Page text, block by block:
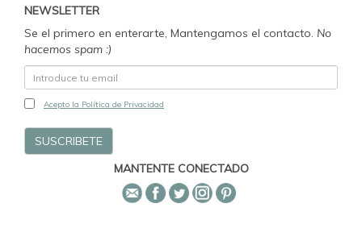
NEWSLETTER
Se el primero en enterarte, Mantengamos el contacto. No
hacemos spam :)
Acepto la Política de Privacidad
MANTENTE CONECTADO